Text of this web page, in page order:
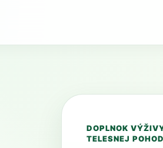
DOPLNOK
TELESNEJ